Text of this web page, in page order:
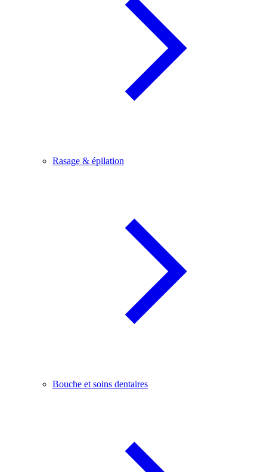
Rasage & épilation
Bouche et soins dentaires